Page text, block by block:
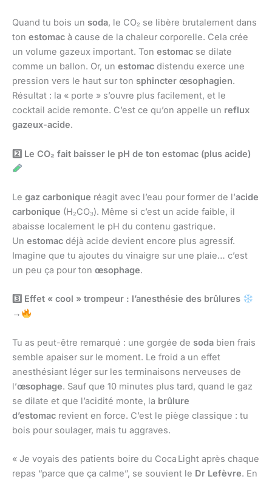
Quand tu bois un soda, le CO₂ se libère brutalement dans
ton estomac à cause de la chaleur corporelle. Cela crée
un volume gazeux important. Ton estomac se dilate
comme un ballon. Or, un estomac distendu exerce une
pression vers le haut sur ton sphincter œsophagien.
Résultat : la « porte » s’ouvre plus facilement, et le
cocktail acide remonte. C’est ce qu’on appelle un reflux
gazeux-acide.
2️ Le CO₂ fait baisser le pH de ton estomac (plus acide)
Le gaz carbonique réagit avec l’eau pour former de l’acide
carbonique (H₂CO₃). Même si c’est un acide faible, il
abaisse localement le pH du contenu gastrique.
Un estomac déjà acide devient encore plus agressif.
Imagine que tu ajoutes du vinaigre sur une plaie… c’est
un peu ça pour ton œsophage.
3️ Effet « cool » trompeur : l’anesthésie des brûlures
→
Tu as peut-être remarqué : une gorgée de soda bien frais
semble apaiser sur le moment. Le froid a un effet
anesthésiant léger sur les terminaisons nerveuses de
l’œsophage. Sauf que 10 minutes plus tard, quand le gaz
se dilate et que l’acidité monte, la brûlure
d’estomac revient en force. C’est le piège classique : tu
bois pour soulager, mais tu aggraves.
« Je voyais des patients boire du Coca Light après chaque
repas “parce que ça calme”, se souvient le Dr Lefèvre. En